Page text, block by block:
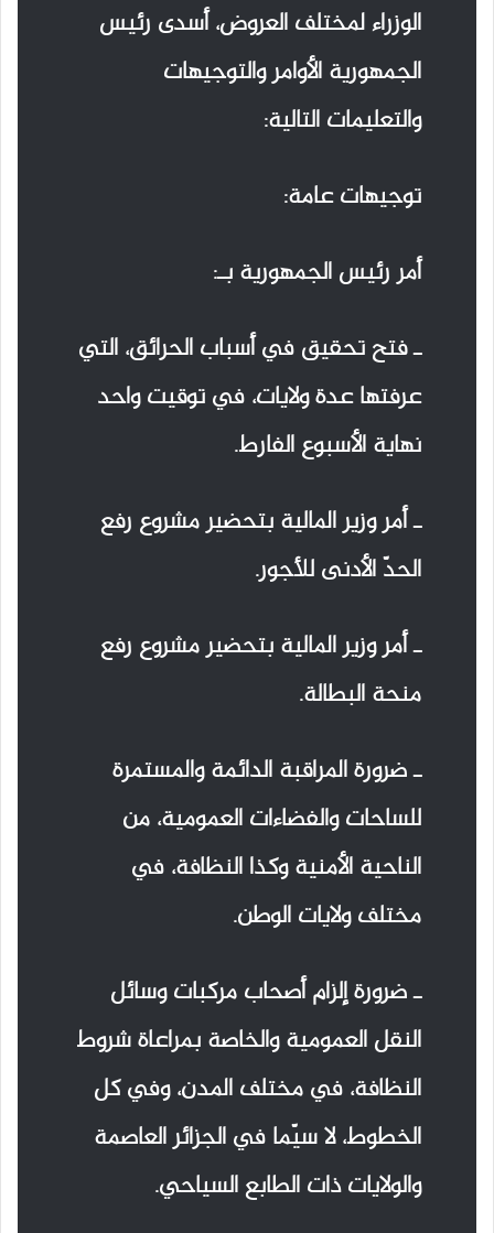
الوزراء لمختلف العروض، أسدى رئيس
الجمهورية الأوامر والتوجيهات
والتعليمات التالية:
توجيهات عامة:
أمر رئيس الجمهورية بـ:
ـ فتح تحقيق في أسباب الحرائق، التي
عرفتها عدة ولايات، في توقيت واحد
نهاية الأسبوع الفارط.
ـ أمر وزير المالية بتحضير مشروع رفع
الحدّ الأدنى للأجور.
ـ أمر وزير المالية بتحضير مشروع رفع
منحة البطالة.
ـ ضرورة المراقبة الدائمة والمستمرة
للساحات والفضاءات العمومية، من
الناحية الأمنية وكذا النظافة، في
مختلف ولايات الوطن.
ـ ضرورة إلزام أصحاب مركبات وسائل
النقل العمومية والخاصة بمراعاة شروط
النظافة، في مختلف المدن، وفي كل
الخطوط، لا سيّما في الجزائر العاصمة
والولايات ذات الطابع السياحي.